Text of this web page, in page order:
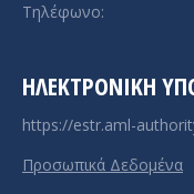
Τηλέφωνο:
ΗΛΕΚΤΡΟΝΙΚΉ
https://estr.aml-
Προσωπικά Δεδομένα